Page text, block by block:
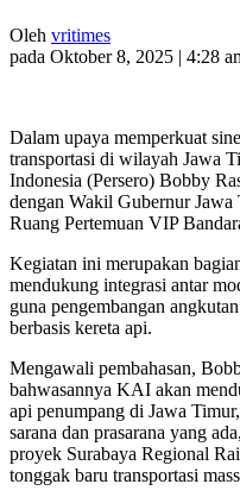
Oleh vritimes
pada Oktober 8, 2025 | 4:28
Dalam upaya memperkuat
transportasi di wilayah Jawa
Indonesia (Persero) Bobby
dengan Wakil Gubernur
Ruang Pertemuan VIP
Kegiatan ini merupakan
mendukung integrasi antar
guna pengembangan
berbasis kereta api.
Mengawali pembahasan,
bahwasannya KAI akan
api penumpang di Jawa
sarana dan prasarana yang
proyek Surabaya Regional
tonggak baru transportasi